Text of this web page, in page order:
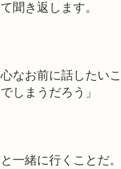
聞き返します。
なお前に話したい
しまうだろう」
一緒に行くことだ